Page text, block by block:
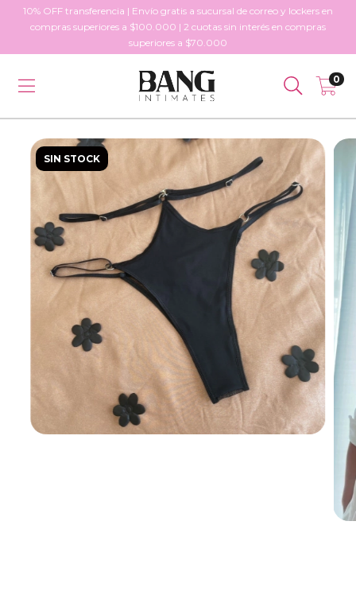
10% OFF transferencia | Envío gratis a sucursal de correo y lockers en
compras superiores a $100.000 | 2 cuotas sin interés en compras
superiores a $70.000
0
SIN STOCK